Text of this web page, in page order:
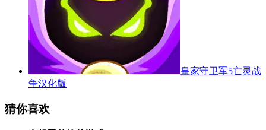
皇家守卫军5亡灵战
争汉化版
猜你喜欢